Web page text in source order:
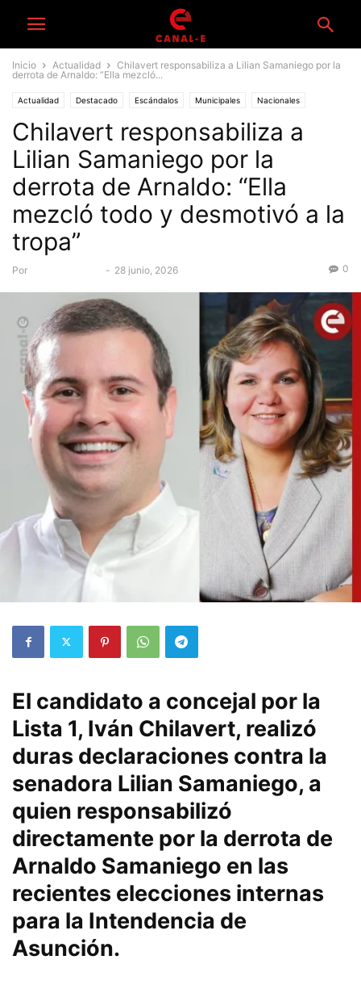
Inicio Actualidad
Chilavert responsabiliza a Lilian Samaniego por la
derrota de Arnaldo: “Ella mezcló...
Actualidad Destacado Escándalos Municipales Nacionales
Política
Chilavert responsabiliza a
Lilian Samaniego por la
derrota de Arnaldo: “Ella
mezcló todo y desmotivó a la
tropa”
Por - 28 junio, 2026 0
El candidato a concejal por la
Lista 1, Iván Chilavert, realizó
duras declaraciones contra la
senadora Lilian Samaniego, a
quien responsabilizó
directamente por la derrota de
Arnaldo Samaniego en las
recientes elecciones internas
para la Intendencia de
Asunción.